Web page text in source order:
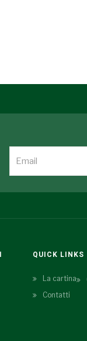
QUICK LINKS
La cartina
Contatti